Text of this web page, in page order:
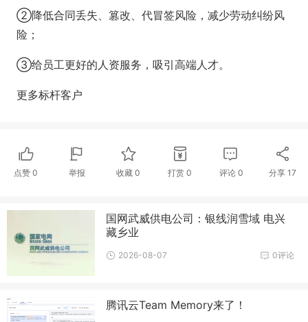
②降低合同丢失、篡改、代冒签风险，减少劳动纠纷风
险；
③给员工更好的人资服务，吸引高端人才。
更多标杆客户
点赞 0 举报 收藏0 打赏 0 评论 0 分享 17
国网武威供电公司：银线润雪域 电兴
藏乡业
0评论
2026-08-07
腾讯云Team Memory来了！